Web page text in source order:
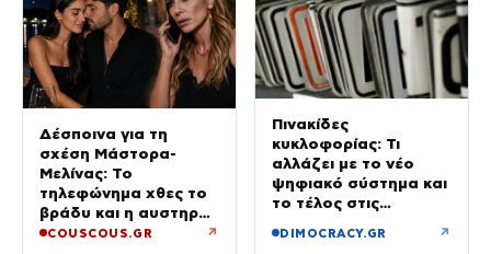
Δέσποινα για τη
σχέση Μάστορα-
Μελίνας: Το
τηλεφώνημα χθες το
βράδυ και η αυστηρή
προειδοποίηση
COUSCOUS.GR ↗
Πινακίδες
κυκλοφορίας: Τι
αλλάζει με το νέο
ψηφιακό σύστημα και
το τέλος στις
DIMOCRACY.GR ↗